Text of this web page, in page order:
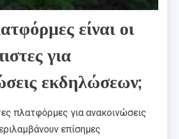
είναι οι
για
εκδηλώσεων;
πλατφόρμες για ανακοινώσεις
επίσημες